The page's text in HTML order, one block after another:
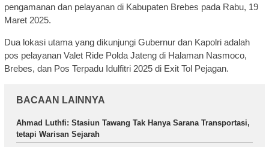
pengamanan dan pelayanan di Kabupaten Brebes pada Rabu, 19
Maret 2025.
Dua lokasi utama yang dikunjungi Gubernur dan Kapolri adalah
pos pelayanan Valet Ride Polda Jateng di Halaman Nasmoco,
Brebes, dan Pos Terpadu Idulfitri 2025 di Exit Tol Pejagan.
BACAAN LAINNYA
Ahmad Luthfi: Stasiun Tawang Tak Hanya Sarana Transportasi,
tetapi Warisan Sejarah